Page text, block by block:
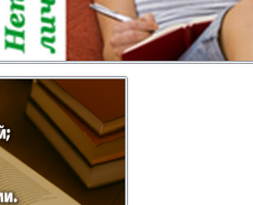
Рецепты
Русская